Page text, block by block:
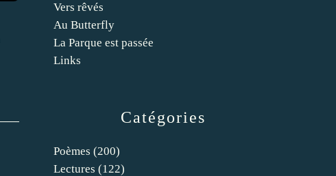
Catégories
Poèmes (200)
Lectures (122)
Vers rêvés
Au Butterfly
La Parque est passée
Links